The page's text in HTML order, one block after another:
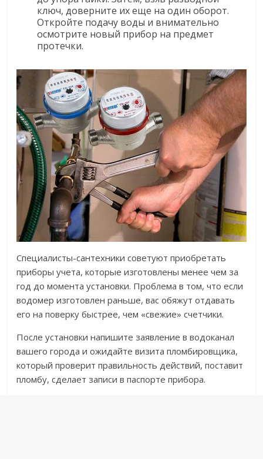
ключ, доверните их еще на один оборот.
Откройте подачу воды и внимательно
осмотрите новый прибор на предмет
протечки.
Специалисты-сантехники советуют приобретать
приборы учета, которые изготовлены менее чем за
год до момента установки. Проблема в том, что если
водомер изготовлен раньше, вас обяжут отдавать
его на поверку быстрее, чем «свежие» счетчики.
После установки напишите заявление в водоканал
вашего города и ожидайте визита пломбировщика,
который проверит правильность действий, поставит
пломбу, сделает записи в паспорте прибора.